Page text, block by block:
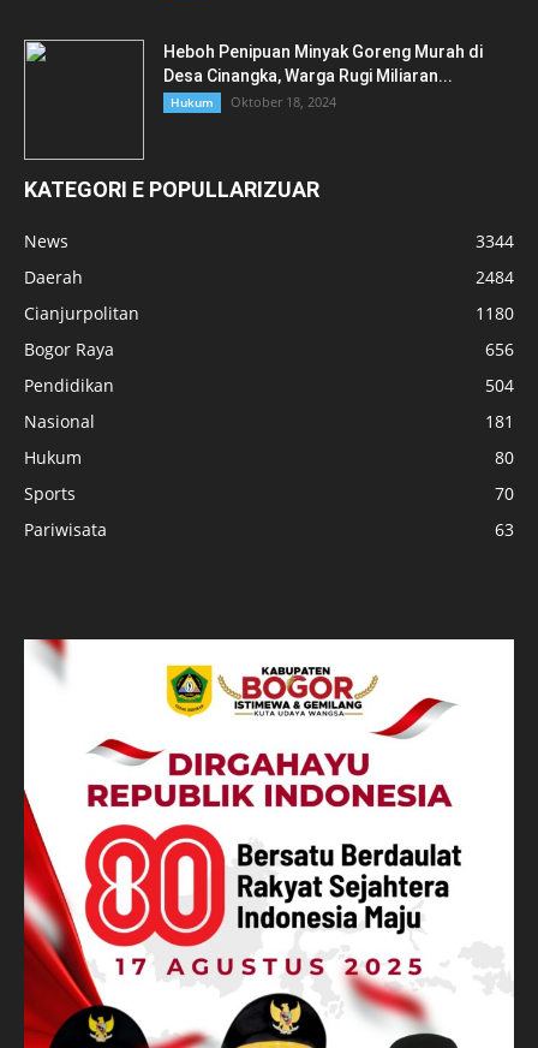
Heboh Penipuan Minyak Goreng Murah di
Desa Cinangka, Warga Rugi Miliaran...
Hukum Oktober 18, 2024
KATEGORI E POPULLARIZUAR
News
3344
Daerah
2484
Cianjurpolitan
1180
Bogor Raya
656
Pendidikan
504
Nasional
181
Hukum
80
Sports
70
Pariwisata
63